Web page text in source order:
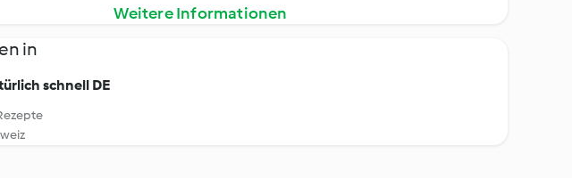
Weitere Informationen
in
schnell DE